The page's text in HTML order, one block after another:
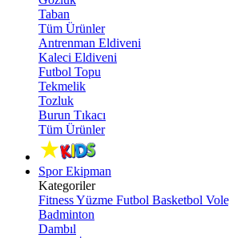
Taban
Tüm Ürünler
Antrenman Eldiveni
Kaleci Eldiveni
Futbol Topu
Tekmelik
Tozluk
Burun Tıkacı
Tüm Ürünler
Spor Ekipman
Kategoriler
FitnessYüzme Futbol Basketbol
Badminton
Dambıl